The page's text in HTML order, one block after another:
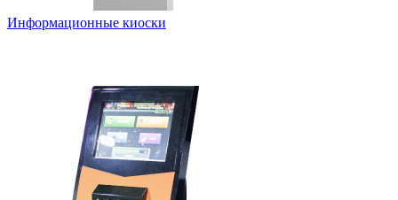
Информационные киоски